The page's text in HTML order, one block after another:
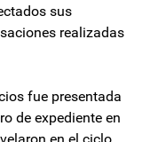
sus
realizadas
fue presentada
de expediente en